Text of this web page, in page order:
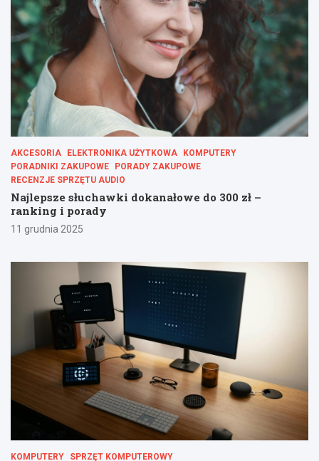
AKCESORIA ELEKTRONIKA UŻYTKOWA
KOMPUTERY
PORADNIKI ZAKUPOWE
PORADY ZAKUPOWE
RECENZJE SPRZĘTU AUDIO
Najlepsze słuchawki dokanałowe do 300 zł –
ranking i porady
11 grudnia 2025
KOMPUTERY SPRZĘT KOMPUTEROWY